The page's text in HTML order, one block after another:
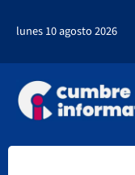
lunes 10 agosto 2026